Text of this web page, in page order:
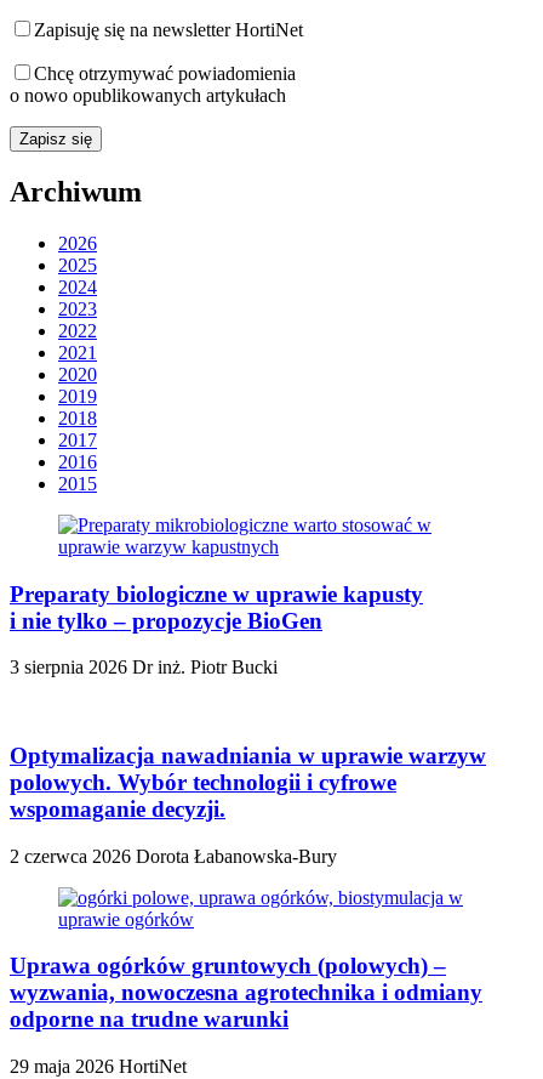
Zapisuję się na newsletter HortiNet
Chcę otrzymywać powiadomienia
o nowo opublikowanych artykułach
Archiwum
2026
2025
2024
2023
2022
2021
2020
2019
2018
2017
2016
2015
Preparaty biologiczne w uprawie kapusty
i nie tylko – propozycje BioGen
3 sierpnia 2026 Dr inż. Piotr Bucki
Optymalizacja nawadniania w uprawie warzyw
polowych. Wybór technologii i cyfrowe
wspomaganie decyzji.
2 czerwca 2026 Dorota Łabanowska-Bury
Uprawa ogórków gruntowych (polowych) –
wyzwania, nowoczesna agrotechnika i odmiany
odporne na trudne warunki
29 maja 2026 HortiNet